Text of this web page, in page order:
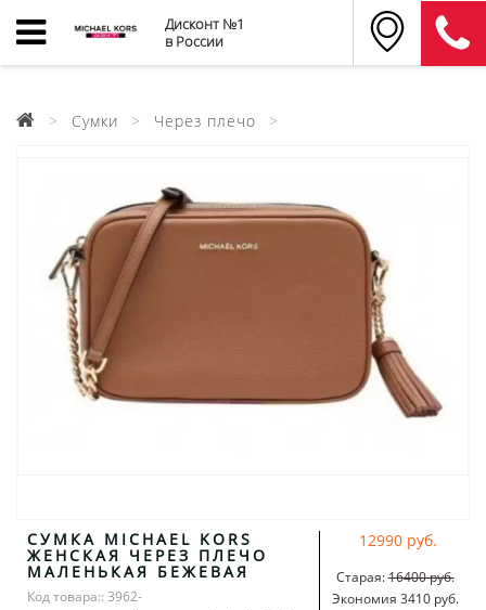
Дисконт №1
в России
Сумки Через плечо
СУМКА MICHAEL KORS
ЖЕНСКАЯ ЧЕРЕЗ ПЛЕЧО
МАЛЕНЬКАЯ БЕЖЕВАЯ
Код товара:: 3962-
12990 руб.
Старая:16400 руб.
Экономия 3410 руб.